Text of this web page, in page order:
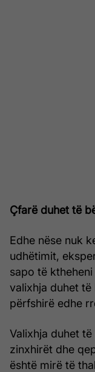
Çfarë duhet të
Edhe nëse nuk
udhëtimit,
sapo të
valixhja duhet
përfshirë edhe
Valixhja duhet
zinxhirët dhe
është mirë të